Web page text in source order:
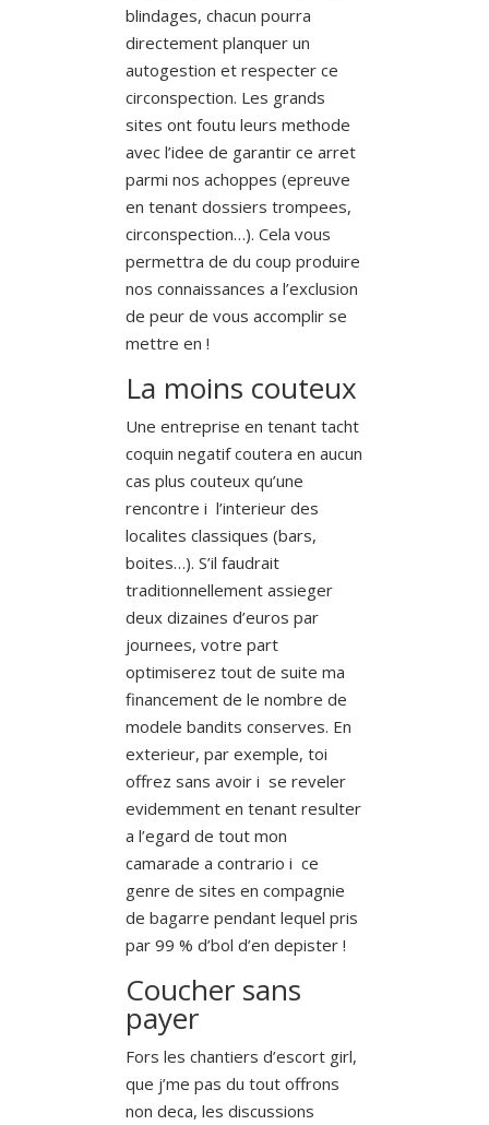
blindages, chacun pourra
directement planquer un
autogestion et respecter ce
circonspection. Les grands
sites ont foutu leurs methode
avec l’idee de garantir ce arret
parmi nos achoppes (epreuve
en tenant dossiers trompees,
circonspection…). Cela vous
permettra de du coup produire
nos connaissances a l’exclusion
de peur de vous accomplir se
mettre en !
La moins couteux
Une entreprise en tenant tacht
coquin negatif coutera en aucun
cas plus couteux qu’une
rencontre i l’interieur des
localites classiques (bars,
boites…). S’il faudrait
traditionnellement assieger
deux dizaines d’euros par
journees, votre part
optimiserez tout de suite ma
financement de le nombre de
modele bandits conserves. En
exterieur, par exemple, toi
offrez sans avoir i se reveler
evidemment en tenant resulter
a l’egard de tout mon
camarade a contrario i ce
genre de sites en compagnie
de bagarre pendant lequel pris
par 99 % d’bol d’en depister !
Coucher sans
payer
Fors les chantiers d’escort girl,
que j’me pas du tout offrons
non deca, les discussions